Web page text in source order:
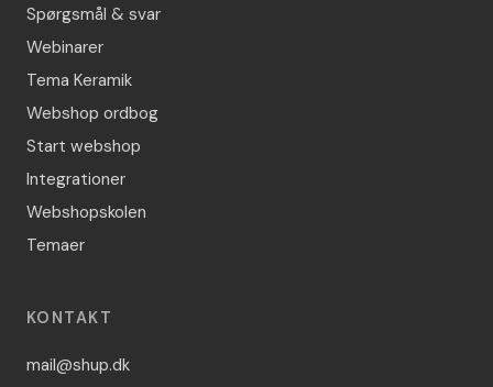
Spørgsmål & svar
Webinarer
Tema Keramik
Webshop ordbog
Start webshop
Integrationer
Webshopskolen
Temaer
KONTAKT
mail@shup.dk